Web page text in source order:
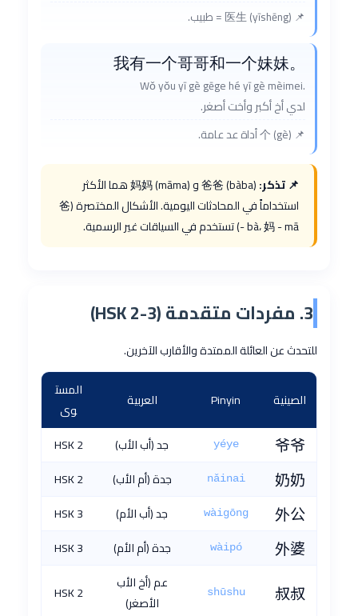
📌 医生 (yīshēng) = طبيب.
我有一个哥哥和一个妹妹。
Wǒ yǒu yī gè gēge hé yī gè mèimei.
لدي أخ أكبر وأخت أصغر.
📌 个 (gè) أداة عد عامة.
📌 تذكر:
爸爸 (bàba) و 妈妈 (māma) هما الأكثر
استخداماً في المحادثات اليومية. الأشكال المختصرة (爸
- bà، 妈 - mā) تستخدم في السياقات غير الرسمية.
3. مفردات متقدمة (HSK 2-3)
للتحدث عن العائلة الممتدة والأقارب الآخرين.
الصينية Pinyin العربية
المست
وى
爷爷
yéye جد (أب الأب) HSK 2
奶奶
nǎinai جدة (أم الأب) HSK 2
外公
wàigōng جد (أب الأم) HSK 3
外婆
wàipó جدة (أم الأم) HSK 3
叔叔
shūshu
عم (أخ الأب
الأصغر)
HSK 2